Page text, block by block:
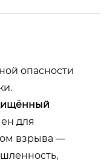
опасности
для
взрыва —